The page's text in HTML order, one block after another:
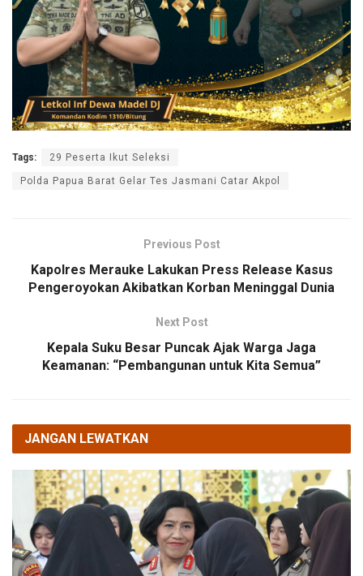
Tags: 29 Peserta Ikut Seleksi
Polda Papua Barat Gelar Tes Jasmani Catar Akpol
Previous Post
Kapolres Merauke Lakukan Press Release Kasus
Pengeroyokan Akibatkan Korban Meninggal Dunia
Next Post
Kepala Suku Besar Puncak Ajak Warga Jaga
Keamanan: “Pembangunan untuk Kita Semua”
JANGAN LEWATKAN